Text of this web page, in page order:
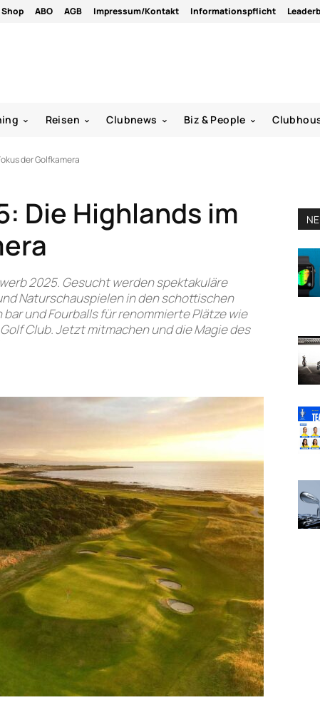
Shop ABO AGB Impressum/Kontakt Informationspflicht
Reisen Clubnews Biz & People
der Golfkamera
Die Highlands im
2025. Gesucht werden spektakuläre
Naturschauspielen in den schottischen
und Fourballs für renommierte Plätze wie
Club. Jetzt mitmachen und die Magie des